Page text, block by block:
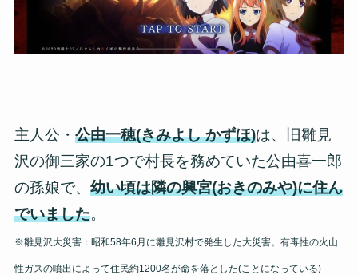
主人公・ 公由一穂(きみよし かずほ)は、旧雛見
沢の御三家の1つで村長を務めていた公由喜一郎
の孫娘で、 幼い頃は隣の興宮(おきのみや)に住ん
でいました。
※雛見沢大災害：昭和58年6月に雛見沢村で発生した大災害。有毒性の火山
性ガスの噴出によって住民約1200名が命を落とした(ことになっている)